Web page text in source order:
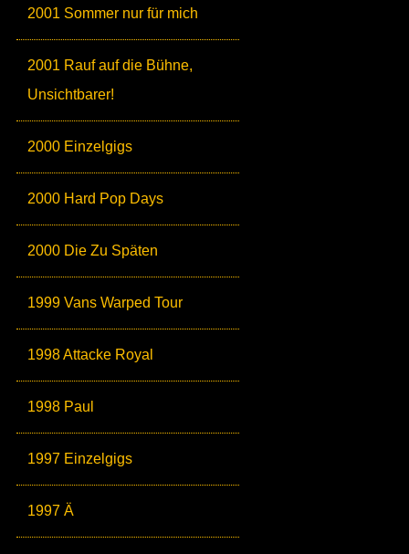
2001 Sommer nur für mich
2001 Rauf auf die Bühne,
Unsichtbarer!
2000 Einzelgigs
2000 Hard Pop Days
2000 Die Zu Späten
1999 Vans Warped Tour
1998 Attacke Royal
1998 Paul
1997 Einzelgigs
1997 Ä